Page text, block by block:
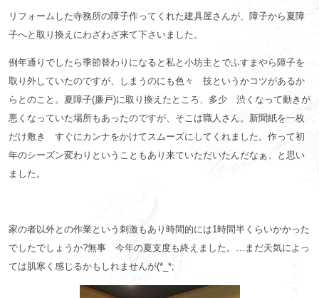
リフォームした寺務所の障子作ってくれた建具屋さんが、障子から夏障
子へと取り換えにわざわざ来て下さいました。
例年通りでしたら季節替わりになると私と小坊主とでふすまやら障子を
取り外していたのですが、しまうのにも色々 技というかコツがあるか
らとのこと。夏障子(廉戸)に取り換えたところ、多少 渋くなって動きが
悪くなっていた場所もあったのですが、そこは職人さん。新聞紙を一枚
だけ敷き すぐにカンナをかけてスムーズにしてくれました。作って初
年のシーズン変わりということもあり来ていただいたんだなぁ、と思い
ました。
家の者以外との作業という刺激もあり時間的には1時間半くらいかかった
でしたでしょうか?無事 今年の夏支度も終えました。…まだ天気によっ
ては肌寒く感じるかもしれませんが(*_*;